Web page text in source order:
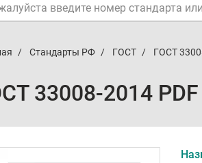
Стандарты РФ ГОСТ ГОСТ
33008-2014 PDF